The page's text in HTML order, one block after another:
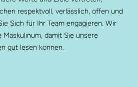
respektvoll, verlässlich, offen und
Sich für Ihr Team engagieren. Wir
damit Sie unsere
gut lesen können.